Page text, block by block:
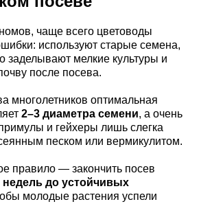
чаще всего цветоводы
используют старые семена,
заделывают мелкие культуры и
после посева.
многолетников оптимальная
2–3 диаметра семени, а очень
и гейхеры лишь слегка
песком или вермикулитом.
правило — закончить посев
недель до устойчивых
молодые растения успели